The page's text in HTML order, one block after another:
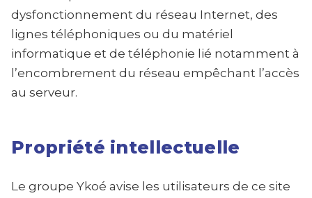
dysfonctionnement du réseau Internet, des
lignes téléphoniques ou du matériel
informatique et de téléphonie lié notamment à
l’encombrement du réseau empêchant l’accès
au serveur.
Propriété intellectuelle
Le groupe Ykoé avise les utilisateurs de ce site